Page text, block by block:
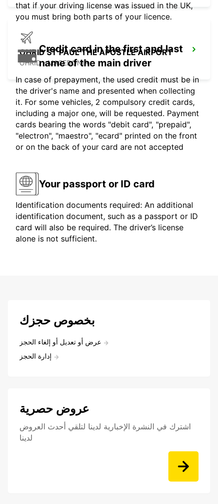
OHRID ST PAUL THE APOSTLE AIRPORT
OHRID - MACEDONIA
that if your driving license was issued in the UK,
you must bring both parts of your licence.
Credit card in the first and last
name of the main driver
In case of prepayment, the used credit must be in
the driver's name and presented when collecting
it. For some vehicles, 2 compulsory credit cards,
including a major one, will be requested. Payment
cards bearing the words "debit card", "prepaid",
"electron", "maestro", "ecard" printed on the front
or on the back of your card are not accepted
Your passport or ID card
Identification documents required: An additional
identification document, such as a passport or ID
card will also be required. The driver’s license
alone is not sufficient.
بخصوص حجزك
عرض أو تعديل أو إلغاء الحجز
إدارة الحجز
عروض حصرية
اشترك في النشرة الإخبارية لدينا لتلقي أحدث العروض
لدينا